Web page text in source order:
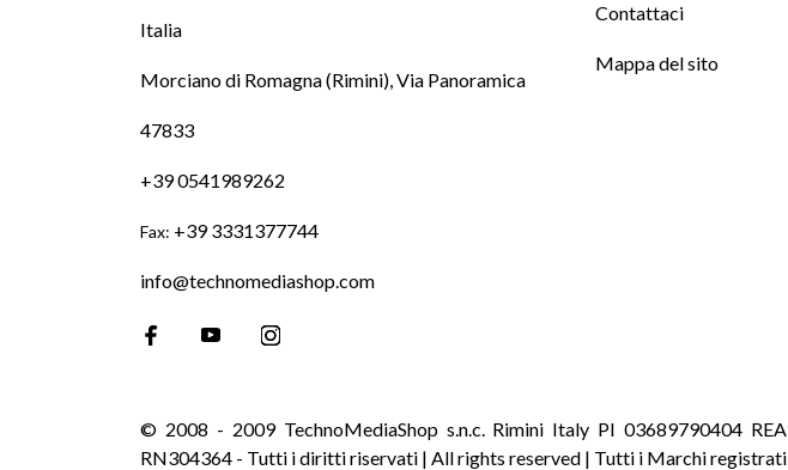
Italia
Morciano di Romagna (Rimini), Via Panoramica
47833
+39 0541989262
Fax: +39 3331377744
info@technomediashop.com
Contattaci
Mappa del sito
© 2008 - 2009 TechnoMediaShop s.n.c. Rimini Italy PI 03689790404 REA
RN304364 - Tutti i diritti riservati | All rights reserved | Tutti i Marchi registrati